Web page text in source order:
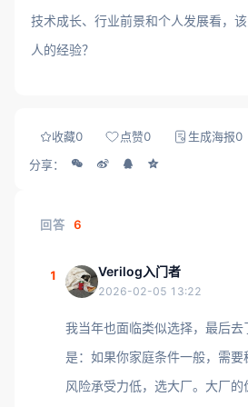
技术成长、行业前景和个人发展看，
人的经验？
收藏0 点赞0 生成海报0
分享：
回答 6
1 Verilog入门者
2026-02-05 13:22
我当年也面临类似选择，最后去
是：如果你家庭条件一般，需
风险承受力低，选大厂。大厂